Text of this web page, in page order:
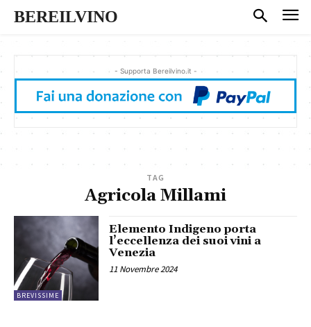
BEREILVINO
- Supporta Bereilvino.it -
TAG
Agricola Millami
BREVISSIME
Elemento Indigeno porta
l’eccellenza dei suoi vini a
Venezia
11 Novembre 2024